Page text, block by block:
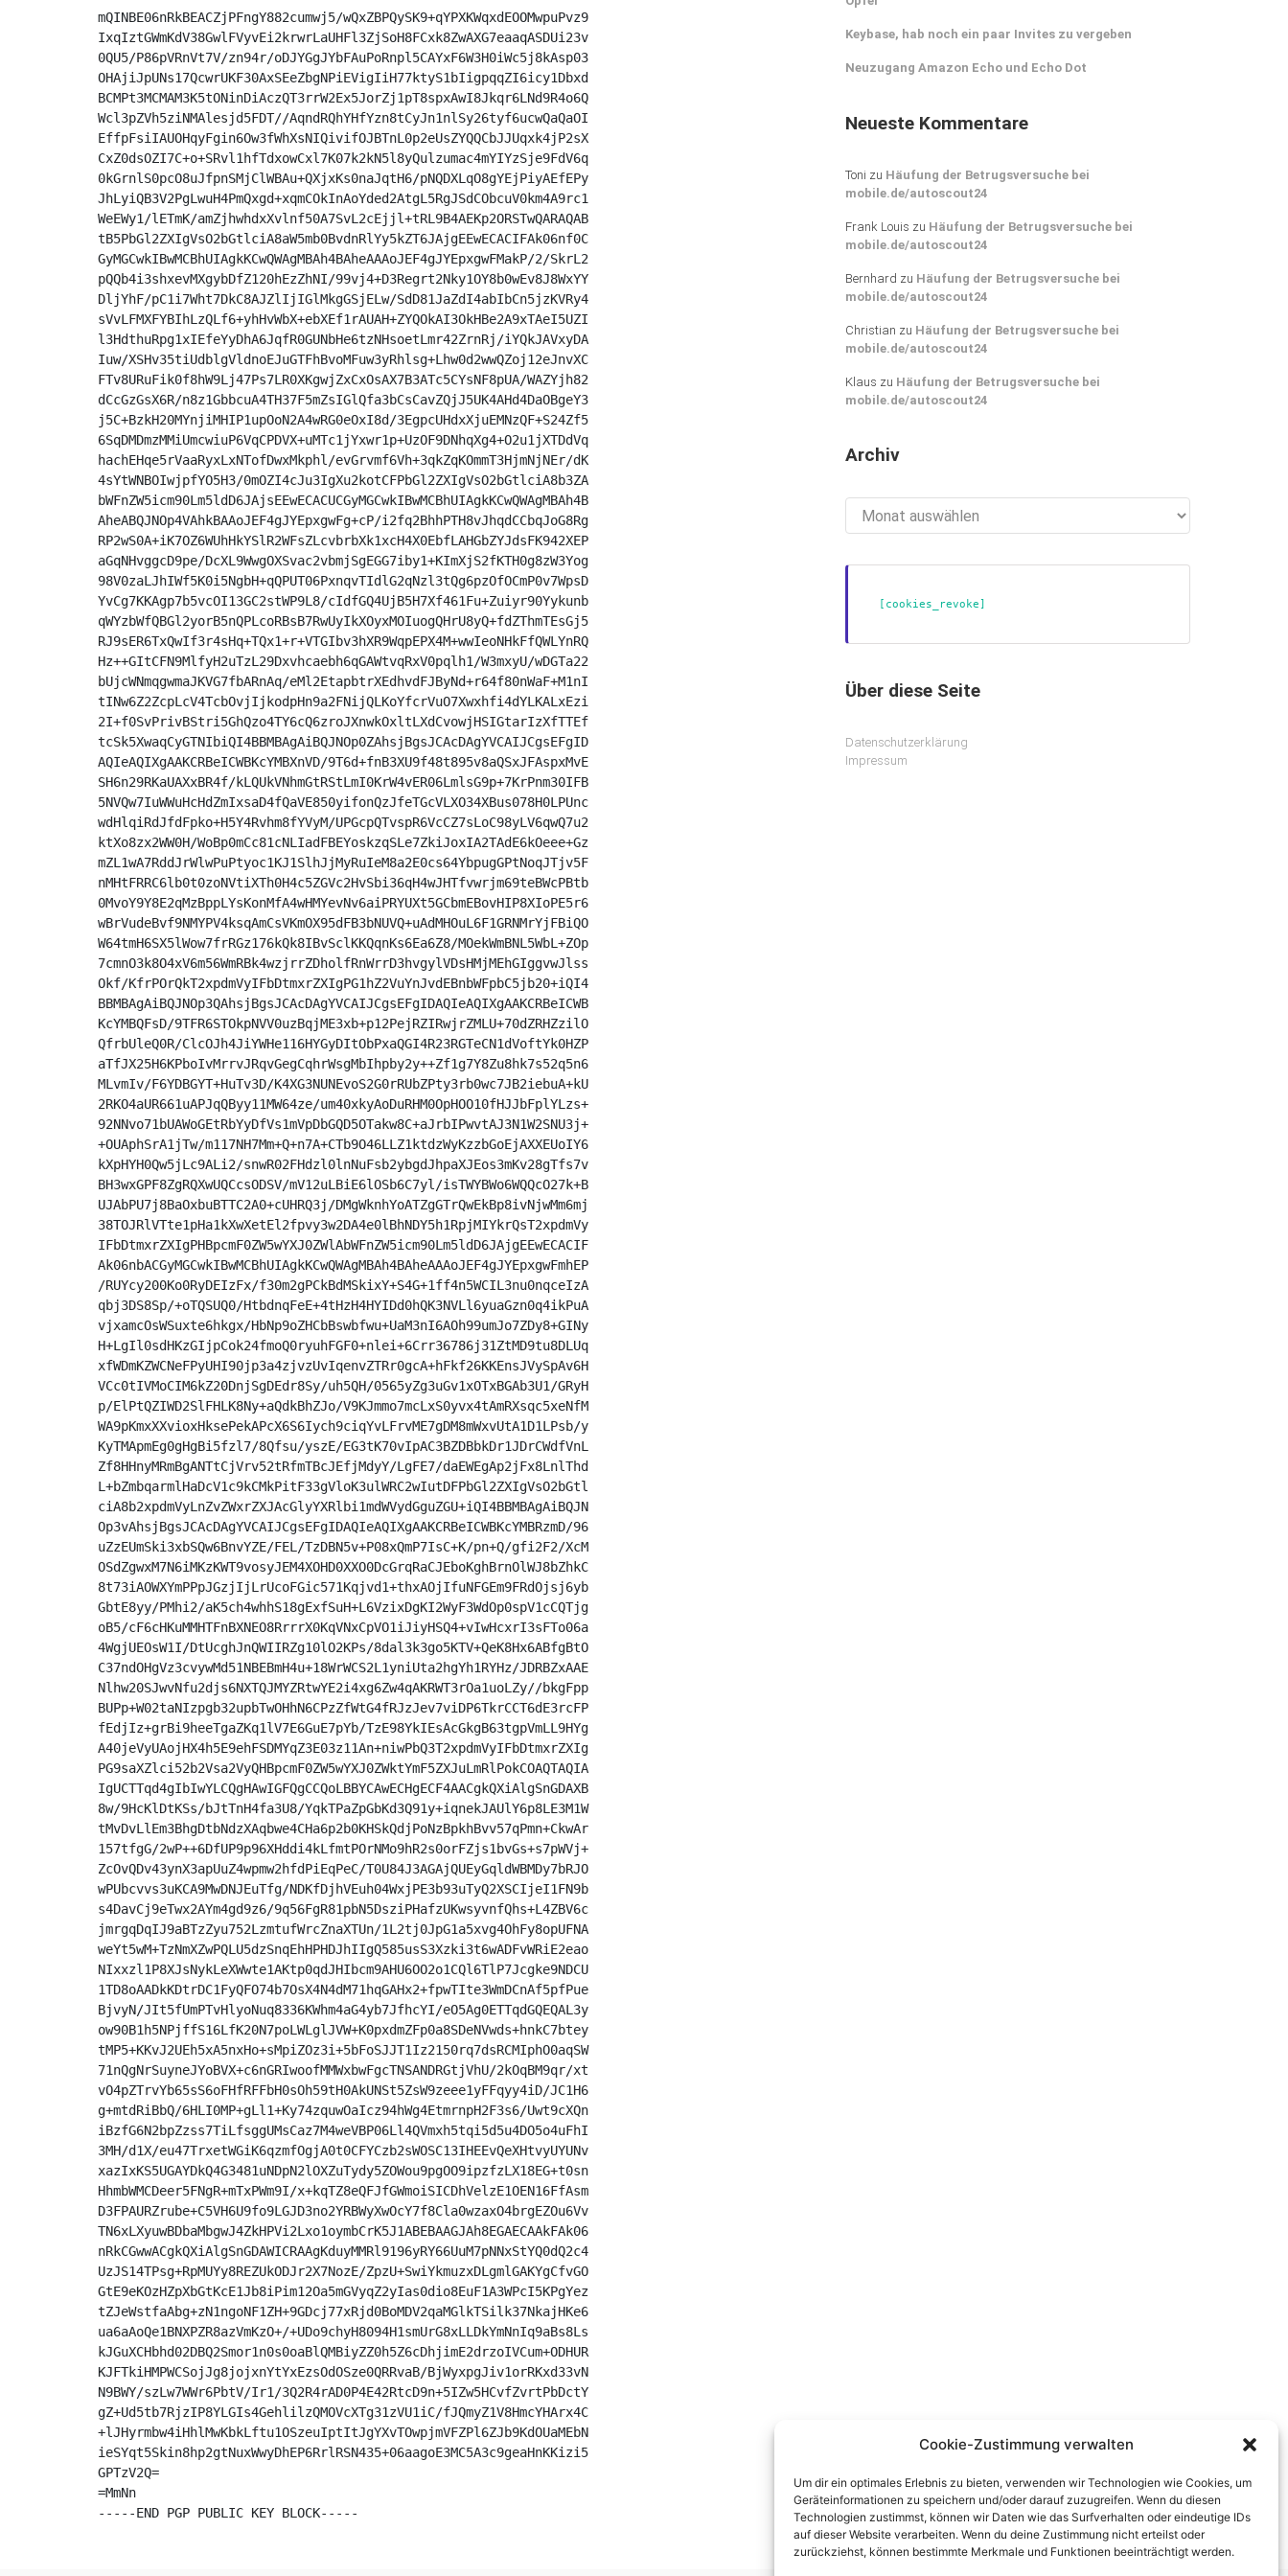
Cookie-Zustimmung verwalten
Um dir ein optimales Erlebnis zu bieten, verwenden wir Technologien wie Cookies, um
Geräteinformationen zu speichern und/oder darauf zuzugreifen. Wenn du diesen
Technologien zustimmst, können wir Daten wie das Surfverhalten oder eindeutige IDs
auf dieser Website verarbeiten. Wenn du deine Zustimmung nicht erteilst oder
zurückziehst, können bestimmte Merkmale und Funktionen beeinträchtigt werden.
mQINBE06nRkBEACZjPFngY882cumwj5/wQxZBPQySK9+qYPXKWqxdEOOMwpuPvz9
IxqIztGWmKdV38GwlFVyvEi2krwrLaUHFl3ZjSoH8FCxk8ZwAXG7eaaqASDUi23v
0QU5/P86pVRnVt7V/zn94r/oDJYGgJYbFAuPoRnpl5CAYxF6W3H0iWc5j8kAsp03
OHAjiJpUNs17QcwrUKF30AxSEeZbgNPiEVigIiH77ktyS1bIigpqqZI6icy1Dbxd
BCMPt3MCMAM3K5tONinDiAczQT3rrW2Ex5JorZj1pT8spxAwI8Jkqr6LNd9R4o6Q
Wcl3pZVh5ziNMAlesjd5FDT//AqndRQhYHfYzn8tCyJn1nlSy26tyf6ucwQaQaOI
EffpFsiIAUOHqyFgin6Ow3fWhXsNIQivifOJBTnL0p2eUsZYQQCbJJUqxk4jP2sX
CxZ0dsOZI7C+o+SRvl1hfTdxowCxl7K07k2kN5l8yQulzumac4mYIYzSje9FdV6q
0kGrnlS0pcO8uJfpnSMjClWBAu+QXjxKs0naJqtH6/pNQDXLqO8gYEjPiyAEfEPy
JhLyiQB3V2PgLwuH4PmQxgd+xqmCOkInAoYded2AtgL5RgJSdCObcuV0km4A9rc1
WeEWy1/lETmK/amZjhwhdxXvlnf50A7SvL2cEjjl+tRL9B4AEKp2ORSTwQARAQAB
tB5PbGl2ZXIgVsO2bGtlciA8aW5mb0BvdnRlYy5kZT6JAjgEEwECACIFAk06nf0C
GyMGCwkIBwMCBhUIAgkKCwQWAgMBAh4BAheAAAoJEF4gJYEpxgwFMakP/2/SkrL2
pQQb4i3shxevMXgybDfZ120hEzZhNI/99vj4+D3Regrt2Nky1OY8b0wEv8J8WxYY
DljYhF/pC1i7Wht7DkC8AJZlIjIGlMkgGSjELw/SdD81JaZdI4abIbCn5jzKVRy4
sVvLFMXFYBIhLzQLf6+yhHvWbX+ebXEf1rAUAH+ZYQOkAI3OkHBe2A9xTAeI5UZI
l3HdthuRpg1xIEfeYyDhA6JqfR0GUNbHe6tzNHsoetLmr42ZrnRj/iYQkJAVxyDA
Iuw/XSHv35tiUdblgVldnoEJuGTFhBvoMFuw3yRhlsg+Lhw0d2wwQZoj12eJnvXC
FTv8URuFik0f8hW9Lj47Ps7LR0XKgwjZxCxOsAX7B3ATc5CYsNF8pUA/WAZYjh82
dCcGzGsX6R/n8z1GbbcuA4TH37F5mZsIGlQfa3bCsCavZQjJ5UK4AHd4DaOBgeY3
j5C+BzkH20MYnjiMHIP1upOoN2A4wRG0eOxI8d/3EgpcUHdxXjuEMNzQF+S24Zf5
6SqDMDmzMMiUmcwiuP6VqCPDVX+uMTc1jYxwr1p+UzOF9DNhqXg4+O2u1jXTDdVq
hachEHqe5rVaaRyxLxNTofDwxMkphl/evGrvmf6Vh+3qkZqKOmmT3HjmNjNEr/dK
4sYtWNBOIwjpfYO5H3/0mOZI4cJu3IgXu2kotCFPbGl2ZXIgVsO2bGtlciA8b3ZA
bWFnZW5icm90Lm5ldD6JAjsEEwECACUCGyMGCwkIBwMCBhUIAgkKCwQWAgMBAh4B
AheABQJNOp4VAhkBAAoJEF4gJYEpxgwFg+cP/i2fq2BhhPTH8vJhqdCCbqJoG8Rg
RP2wS0A+iK7OZ6WUhHkYSlR2WFsZLcvbrbXk1xcH4X0EbfLAHGbZYJdsFK942XEP
aGqNHvggcD9pe/DcXL9WwgOXSvac2vbmjSgEGG7iby1+KImXjS2fKTH0g8zW3Yog
98V0zaLJhIWf5K0i5NgbH+qQPUT06PxnqvTIdlG2qNzl3tQg6pzOfOCmP0v7WpsD
YvCg7KKAgp7b5vcOI13GC2stWP9L8/cIdfGQ4UjB5H7Xf461Fu+Zuiyr90Yykunb
qWYzbWfQBGl2yorB5nQPLcoRBsB7RwUyIkXOyxMOIuogQHrU8yQ+fdZThmTEsGj5
RJ9sER6TxQwIf3r4sHq+TQx1+r+VTGIbv3hXR9WqpEPX4M+wwIeoNHkFfQWLYnRQ
Hz++GItCFN9MlfyH2uTzL29Dxvhcaebh6qGAWtvqRxV0pqlh1/W3mxyU/wDGTa22
bUjcWNmqgwmaJKVG7fbARnAq/eMl2EtapbtrXEdhvdFJByNd+r64f80nWaF+M1nI
tINw6Z2ZcpLcV4TcbOvjIjkodpHn9a2FNijQLKoYfcrVuO7Xwxhfi4dYLKALxEzi
2I+f0SvPrivBStri5GhQzo4TY6cQ6zroJXnwkOxltLXdCvowjHSIGtarIzXfTTEf
tcSk5XwaqCyGTNIbiQI4BBMBAgAiBQJNOp0ZAhsjBgsJCAcDAgYVCAIJCgsEFgID
AQIeAQIXgAAKCRBeICWBKcYMBXnVD/9T6d+fnB3XU9f48t895v8aQSxJFAspxMvE
SH6n29RKaUAXxBR4f/kLQUkVNhmGtRStLmI0KrW4vER06LmlsG9p+7KrPnm30IFB
5NVQw7IuWWuHcHdZmIxsaD4fQaVE850yifonQzJfeTGcVLXO34XBus078H0LPUnc
wdHlqiRdJfdFpko+H5Y4Rvhm8fYVyM/UPGcpQTvspR6VcCZ7sLoC98yLV6qwQ7u2
ktXo8zx2WW0H/WoBp0mCc81cNLIadFBEYoskzqSLe7ZkiJoxIA2TAdE6kOeee+Gz
mZL1wA7RddJrWlwPuPtyoc1KJ1SlhJjMyRuIeM8a2E0cs64YbpugGPtNoqJTjv5F
nMHtFRRC6lb0t0zoNVtiXTh0H4c5ZGVc2HvSbi36qH4wJHTfvwrjm69teBWcPBtb
0MvoY9Y8E2qMzBppLYsKonMfA4wHMYevNv6aiPRYUXt5GCbmEBovHIP8XIoPE5r6
wBrVudeBvf9NMYPV4ksqAmCsVKmOX95dFB3bNUVQ+uAdMHOuL6F1GRNMrYjFBiQO
W64tmH6SX5lWow7frRGz176kQk8IBvSclKKQqnKs6Ea6Z8/MOekWmBNL5WbL+ZOp
7cmnO3k8O4xV6m56WmRBk4wzjrrZDholfRnWrrD3hvgylVDsHMjMEhGIggvwJlss
Okf/KfrPOrQkT2xpdmVyIFbDtmxrZXIgPG1hZ2VuYnJvdEBnbWFpbC5jb20+iQI4
BBMBAgAiBQJNOp3QAhsjBgsJCAcDAgYVCAIJCgsEFgIDAQIeAQIXgAAKCRBeICWB
KcYMBQFsD/9TFR6STOkpNVV0uzBqjME3xb+p12PejRZIRwjrZMLU+70dZRHZzilO
QfrbUleQ0R/ClcOJh4JiYWHe116HYGyDItObPxaQGI4R23RGTeCN1dVoftYk0HZP
aTfJX25H6KPboIvMrrvJRqvGegCqhrWsgMbIhpby2y++Zf1g7Y8Zu8hk7s52q5n6
MLvmIv/F6YDBGYT+HuTv3D/K4XG3NUNEvoS2G0rRUbZPty3rb0wc7JB2iebuA+kU
2RKO4aUR661uAPJqQByy11MW64ze/um40xkyAoDuRHM0OpHOO10fHJJbFplYLzs+
92NNvo71bUAWoGEtRbYyDfVs1mVpDbGQD5OTakw8C+aJrbIPwvtAJ3N1W2SNU3j+
+OUAphSrA1jTw/m117NH7Mm+Q+n7A+CTb9O46LLZ1ktdzWyKzzbGoEjAXXEUoIY6
kXpHYH0Qw5jLc9ALi2/snwR02FHdzl0lnNuFsb2ybgdJhpaXJEos3mKv28gTfs7v
BH3wxGPF8ZgRQXwUQCcsODSV/mV12uLBiE6lOSb6C7yl/isTWYBWo6WQQcO27k+B
UJAbPU7j8BaOxbuBTTC2A0+cUHRQ3j/DMgWknhYoATZgGTrQwEkBp8ivNjwMm6mj
38TOJRlVTte1pHa1kXwXetEl2fpvy3w2DA4e0lBhNDY5h1RpjMIYkrQsT2xpdmVy
IFbDtmxrZXIgPHBpcmF0ZW5wYXJ0ZWlAbWFnZW5icm90Lm5ldD6JAjgEEwECACIF
Ak06nbACGyMGCwkIBwMCBhUIAgkKCwQWAgMBAh4BAheAAAoJEF4gJYEpxgwFmhEP
/RUYcy200Ko0RyDEIzFx/f30m2gPCkBdMSkixY+S4G+1ff4n5WCIL3nu0nqceIzA
qbj3DS8Sp/+oTQSUQ0/HtbdnqFeE+4tHzH4HYIDd0hQK3NVLl6yuaGzn0q4ikPuA
vjxamcOsWSuxte6hkgx/HbNp9oZHCbBswbfwu+UaM3nI6AOh99umJo7ZDy8+GINy
H+LgIl0sdHKzGIjpCok24fmoQ0ryuhFGF0+nlei+6Crr36786j31ZtMD9tu8DLUq
xfWDmKZWCNeFPyUHI90jp3a4zjvzUvIqenvZTRr0gcA+hFkf26KKEnsJVySpAv6H
VCc0tIVMoCIM6kZ20DnjSgDEdr8Sy/uh5QH/0565yZg3uGv1xOTxBGAb3U1/GRyH
p/ElPtQZIWD2SlFHLK8Ny+aQdkBhZJo/V9KJmmo7mcLxS0yvx4tAmRXsqc5xeNfM
WA9pKmxXXvioxHksePekAPcX6S6Iych9ciqYvLFrvME7gDM8mWxvUtA1D1LPsb/y
KyTMApmEg0gHgBi5fzl7/8Qfsu/yszE/EG3tK70vIpAC3BZDBbkDr1JDrCWdfVnL
Zf8HHnyMRmBgANTtCjVrv52tRfmTBcJEfjMdyY/LgFE7/daEWEgAp2jFx8LnlThd
L+bZmbqarmlHaDcV1c9kCMkPitF33gVloK3ulWRC2wIutDFPbGl2ZXIgVsO2bGtl
ciA8b2xpdmVyLnZvZWxrZXJAcGlyYXRlbi1mdWVydGguZGU+iQI4BBMBAgAiBQJN
Op3vAhsjBgsJCAcDAgYVCAIJCgsEFgIDAQIeAQIXgAAKCRBeICWBKcYMBRzmD/96
uZzEUmSki3xbSQw6BnvYZE/FEL/TzDBN5v+P08xQmP7IsC+K/pn+Q/gfi2F2/XcM
OSdZgwxM7N6iMKzKWT9vosyJEM4XOHD0XXO0DcGrqRaCJEboKghBrnOlWJ8bZhkC
8t73iAOWXYmPPpJGzjIjLrUcoFGic571Kqjvd1+thxAOjIfuNFGEm9FRdOjsj6yb
GbtE8yy/PMhi2/aK5ch4whhS18gExfSuH+L6VzixDgKI2WyF3WdOp0spV1cCQTjg
oB5/cF6cHKuMMHTFnBXNEO8RrrrX0KqVNxCpVO1iJiyHSQ4+vIwHcxrI3sFTo06a
4WgjUEOsW1I/DtUcghJnQWIIRZg10lO2KPs/8dal3k3go5KTV+QeK8Hx6ABfgBtO
C37ndOHgVz3cvywMd51NBEBmH4u+18WrWCS2L1yniUta2hgYh1RYHz/JDRBZxAAE
Nlhw20SJwvNfu2djs6NXTQJMYZRtwYE2i4xg6Zw4qAKRWT3rOa1uoLZy//bkgFpp
BUPp+W02taNIzpgb32upbTwOHhN6CPzZfWtG4fRJzJev7viDP6TkrCCT6dE3rcFP
fEdjIz+grBi9heeTgaZKq1lV7E6GuE7pYb/TzE98YkIEsAcGkgB63tgpVmLL9HYg
A40jeVyUAojHX4h5E9ehFSDMYqZ3E03z11An+niwPbQ3T2xpdmVyIFbDtmxrZXIg
PG9saXZlci52b2Vsa2VyQHBpcmF0ZW5wYXJ0ZWktYmF5ZXJuLmRlPokCOAQTAQIA
IgUCTTqd4gIbIwYLCQgHAwIGFQgCCQoLBBYCAwECHgECF4AACgkQXiAlgSnGDAXB
8w/9HcKlDtKSs/bJtTnH4fa3U8/YqkTPaZpGbKd3Q91y+iqnekJAUlY6p8LE3M1W
tMvDvLlEm3BhgDtbNdzXAqbwe4CHa6p2b0KHSkQdjPoNzBpkhBvv57qPmn+CkwAr
157tfgG/2wP++6DfUP9p96XHddi4kLfmtPOrNMo9hR2s0orFZjs1bvGs+s7pWVj+
ZcOvQDv43ynX3apUuZ4wpmw2hfdPiEqPeC/T0U84J3AGAjQUEyGqldWBMDy7bRJO
wPUbcvvs3uKCA9MwDNJEuTfg/NDKfDjhVEuh04WxjPE3b93uTyQ2XSCIjeI1FN9b
s4DavCj9eTwx2AYm4gd9z6/9q56FgR81pbN5DsziPHafzUKwsyvnfQhs+L4ZBV6c
jmrgqDqIJ9aBTzZyu752LzmtufWrcZnaXTUn/1L2tj0JpG1a5xvg4OhFy8opUFNA
weYt5wM+TzNmXZwPQLU5dzSnqEhHPHDJhIIgQ585usS3Xzki3t6wADFvWRiE2eao
NIxxzl1P8XJsNykLeXWwte1AKtp0qdJHIbcm9AHU6OO2o1CQl6TlP7Jcgke9NDCU
1TD8oAADkKDtrDC1FyQFO74b7OsX4N4dM71hqGAHx2+fpwTIte3WmDCnAf5pfPue
BjvyN/JIt5fUmPTvHlyoNuq8336KWhm4aG4yb7JfhcYI/eO5Ag0ETTqdGQEQAL3y
ow90B1h5NPjffS16LfK20N7poLWLglJVW+K0pxdmZFp0a8SDeNVwds+hnkC7btey
tMP5+KKvJ2UEh5xA5nxHo+sMpiZOz3i+5bFoSJJT1Iz2150rq7dsRCMIphO0aqSW
71nQgNrSuyneJYoBVX+c6nGRIwoofMMWxbwFgcTNSANDRGtjVhU/2kOqBM9qr/xt
vO4pZTrvYb65sS6oFHfRFFbH0sOh59tH0AkUNSt5ZsW9zeee1yFFqyy4iD/JC1H6
g+mtdRiBbQ/6HLI0MP+gLl1+Ky74zquwOaIcz94hWg4EtmrnpH2F3s6/Uwt9cXQn
iBzfG6N2bpZzss7TiLfsggUMsCaz7M4weVBP06Ll4QVmxh5tqi5d5u4DO5o4uFhI
3MH/d1X/eu47TrxetWGiK6qzmfOgjA0t0CFYCzb2sWOSC13IHEEvQeXHtvyUYUNv
xazIxKS5UGAYDkQ4G3481uNDpN2lOXZuTydy5ZOWou9pgOO9ipzfzLX18EG+t0sn
HhmbWMCDeer5FNgR+mTxPWm9I/x+kqTZ8eQFJfGWmoiSICDhVelzE1OEN16FfAsm
D3FPAURZrube+C5VH6U9fo9LGJD3no2YRBWyXwOcY7f8Cla0wzaxO4brgEZOu6Vv
TN6xLXyuwBDbaMbgwJ4ZkHPVi2Lxo1oymbCrK5J1ABEBAAGJAh8EGAECAAkFAk06
nRkCGwwACgkQXiAlgSnGDAWICRAAgKduyMMRl9196yRY66UuM7pNNxStYQ0dQ2c4
UzJS14TPsg+RpMUYy8REZUkODJr2X7NozE/ZpzU+SwiYkmuzxDLgmlGAKYgCfvGO
GtE9eKOzHZpXbGtKcE1Jb8iPim12Oa5mGVyqZ2yIas0dio8EuF1A3WPcI5KPgYez
tZJeWstfaAbg+zN1ngoNF1ZH+9GDcj77xRjd0BoMDV2qaMGlkTSilk37NkajHKe6
ua6aAoQe1BNXPZR8azVmKzO+/+UDo9chyH8094H1smUrG8xLLDkYmNnIq9aBs8Ls
kJGuXCHbhd02DBQ2Smor1n0s0oaBlQMBiyZZ0h5Z6cDhjimE2drzoIVCum+ODHUR
KJFTkiHMPWCSojJg8jojxnYtYxEzsOdOSze0QRRvaB/BjWyxpgJiv1orRKxd33vN
N9BWY/szLw7WWr6PbtV/Ir1/3Q2R4rAD0P4E42RtcD9n+5IZw5HCvfZvrtPbDctY
gZ+Ud5tb7RjzIP8YLGIs4GehlilzQMOVcXTg31zVU1iC/fJQmyZ1V8HmcYHArx4C
+lJHyrmbw4iHhlMwKbkLftu1OSzeuIptItJgYXvTOwpjmVFZPl6ZJb9KdOUaMEbN
ieSYqt5Skin8hp2gtNuxWwyDhEP6RrlRSN435+06aagoE3MC5A3c9geaHnKKizi5
GPTzV2Q=
=MmNn
-----END PGP PUBLIC KEY BLOCK-----
Keybase, hab noch ein paar Invites zu vergeben
Neuzugang Amazon Echo und Echo Dot
Neueste Kommentare
Toni zu Häufung der Betrugsversuche bei
mobile.de/autoscout24
Frank Louis zu Häufung der Betrugsversuche bei
mobile.de/autoscout24
Bernhard zu Häufung der Betrugsversuche bei
mobile.de/autoscout24
Christian zu Häufung der Betrugsversuche bei
mobile.de/autoscout24
Klaus zu Häufung der Betrugsversuche bei
mobile.de/autoscout24
Archiv
[cookies_revoke]
Über diese Seite
Datenschutzerklärung
Impressum